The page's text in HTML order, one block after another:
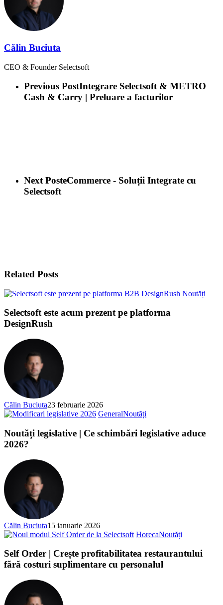
Călin Buciuta
CEO & Founder Selectsoft
Previous PostIntegrare Selectsoft & METRO
Cash & Carry | Preluare a facturilor
Next PosteCommerce - Soluții Integrate cu
Selectsoft
Related Posts
Noutăți
Selectsoft este acum prezent pe platforma
DesignRush
Călin Buciuta23 februarie 2026
GeneralNoutăți
Noutăți legislative | Ce schimbări legislative aduce
2026?
Călin Buciuta15 ianuarie 2026
HorecaNoutăți
Self Order | Crește profitabilitatea restaurantului
fără costuri suplimentare cu personalul